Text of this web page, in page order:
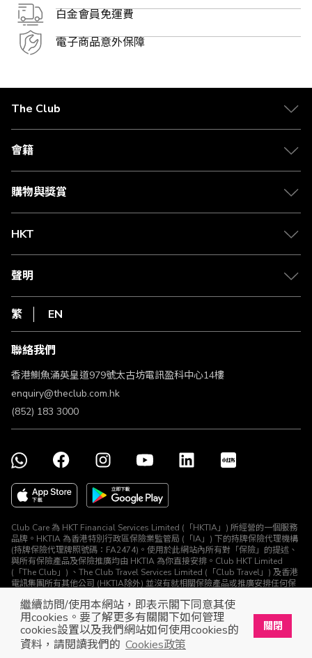
繼續訪問/使用本網站，即表示閣下同意其使
用cookies。要了解更多有關閣下如何管理
cookies設置以及我們網站如何使用cookies的
資料，請閱讀我們的 Cookies政策
關閉
白金會員免運費
電子商品意外保障
The Club
關於 The Club
合作夥伴
媒體中心
會籍
會籍及專屬禮遇
賺取積分
購物與獎賞
物流與配送
Club Shopping 商品領取站
常見問題
HKT
csl.
1010
HKT
聲明
私隱聲明
使用條款
條款及細則
不歧視及不騷擾聲明
認可牌照及通告
繁 EN
聯絡我們
香港鰂魚涌英皇道979號太古坊電訊盈科中心14樓
enquiry@theclub.com.hk
(852) 183 3000
Club Care 為 HKT Financial Services Limited (「HKTIA」) 所經營的一個服務
品牌。HKTIA 為香港特別行政區保險業監管局 (「IA」) 下的持牌保險代理機構
(持牌保險代理牌照號碼：FA2474)。使用於此網站內所有對「保險」的提述、
與所有保險產品及保險推廣均由 HKTIA 為你直接安排。Club HKT Limited
(「The Club」) 、The Club Travel Services Limited (「Club Travel」) 及香港
電訊集團所有其他公司 (HKTIA除外) 並沒有就相關保險產品或推廣安排任何保
© The Club 2026. 保留所有權利
立即下載The Club手機app
展開屬於你的獎賞之旅
開啟